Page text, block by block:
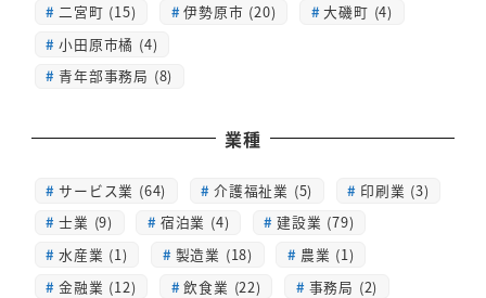
二宮町 (15)
伊勢原市 (20)
大磯町 (4)
小田原市橘 (4)
青年部事務局 (8)
業種
サービス業 (64) 介護福祉業 (5)
印刷業 (3)
士業 (9)
宿泊業 (4)
建設業 (79)
水産業 (1)
製造業 (18)
農業 (1)
金融業 (12)
飲食業 (22)
事務局 (2)